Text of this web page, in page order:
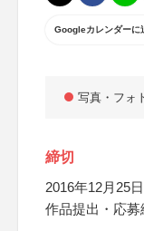
Googleカレンダーに
写真・フォ
締切
2016年12月25
作品提出・応